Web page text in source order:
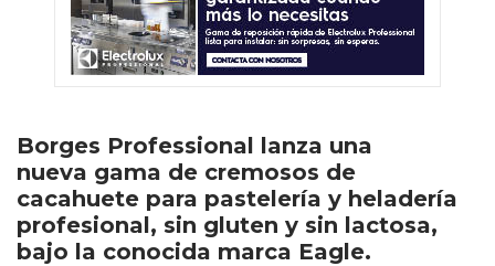
Borges Professional lanza una
nueva gama de cremosos de
cacahuete para pastelería y heladería
profesional, sin gluten y sin lactosa,
bajo la conocida marca Eagle.